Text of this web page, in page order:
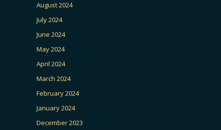
August 2024
July 2024
June 2024
May 2024
April 2024
March 2024
February 2024
January 2024
December 2023